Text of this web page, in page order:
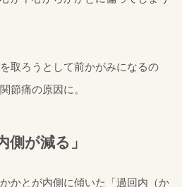
取ろうとして前かがみになるの
節痛の原因に。
側が減る」
かとが内側に傾いた「過回内（か